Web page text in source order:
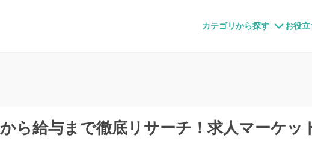
カテゴリから探す お役
メディア
ら給与まで徹底リサーチ！求人マーケッ